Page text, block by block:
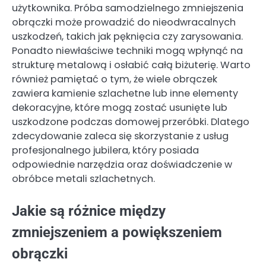
użytkownika. Próba samodzielnego zmniejszenia
obrączki może prowadzić do nieodwracalnych
uszkodzeń, takich jak pęknięcia czy zarysowania.
Ponadto niewłaściwe techniki mogą wpłynąć na
strukturę metalową i osłabić całą biżuterię. Warto
również pamiętać o tym, że wiele obrączek
zawiera kamienie szlachetne lub inne elementy
dekoracyjne, które mogą zostać usunięte lub
uszkodzone podczas domowej przeróbki. Dlatego
zdecydowanie zaleca się skorzystanie z usług
profesjonalnego jubilera, który posiada
odpowiednie narzędzia oraz doświadczenie w
obróbce metali szlachetnych.
Jakie są różnice między
zmniejszeniem a powiększeniem
obrączki